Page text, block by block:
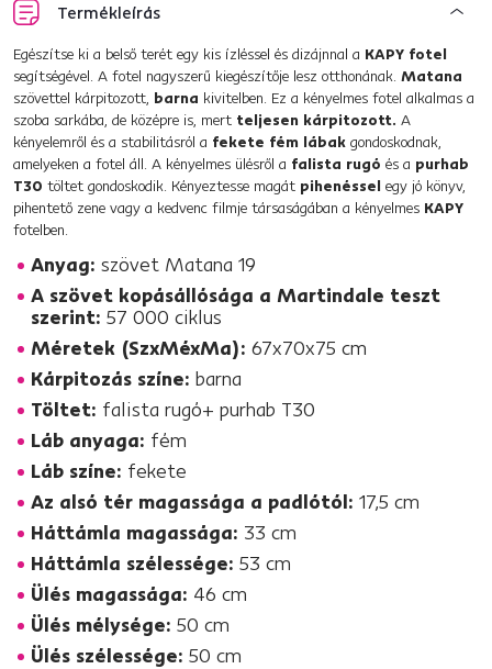
Termékleírás
Egészítse ki a belső terét egy kis ízléssel és dizájnnal a KAPY fotel
segítségével. A fotel nagyszerű kiegészítője lesz otthonának. Matana
szövettel kárpitozott, barna kivitelben. Ez a kényelmes fotel alkalmas a
szoba sarkába, de középre is, mert teljesen kárpitozott. A
kényelemről és a stabilitásról a fekete fém lábak gondoskodnak,
amelyeken a fotel áll. A kényelmes ülésről a falista rugó és a purhab
T30 töltet gondoskodik. Kényeztesse magát pihenéssel egy jó könyv,
pihentető zene vagy a kedvenc filmje társaságában a kényelmes KAPY
fotelben.
Anyag: szövet Matana 19
A szövet kopásállósága a Martindale teszt
szerint: 57 000 ciklus
Méretek (SzxMéxMa): 67x70x75 cm
Kárpitozás színe: barna
Töltet: falista rugó+ purhab T30
Láb anyaga: fém
Láb színe: fekete
Az alsó tér magassága a padlótól: 17,5 cm
Háttámla magassága: 33 cm
Háttámla szélessége: 53 cm
Ülés magassága: 46 cm
Ülés mélysége: 50 cm
Ülés szélessége: 50 cm